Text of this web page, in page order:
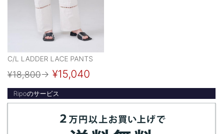
C/L LADDER LACE PANTS
¥18,800→ ¥15,040
Ripoのサービス